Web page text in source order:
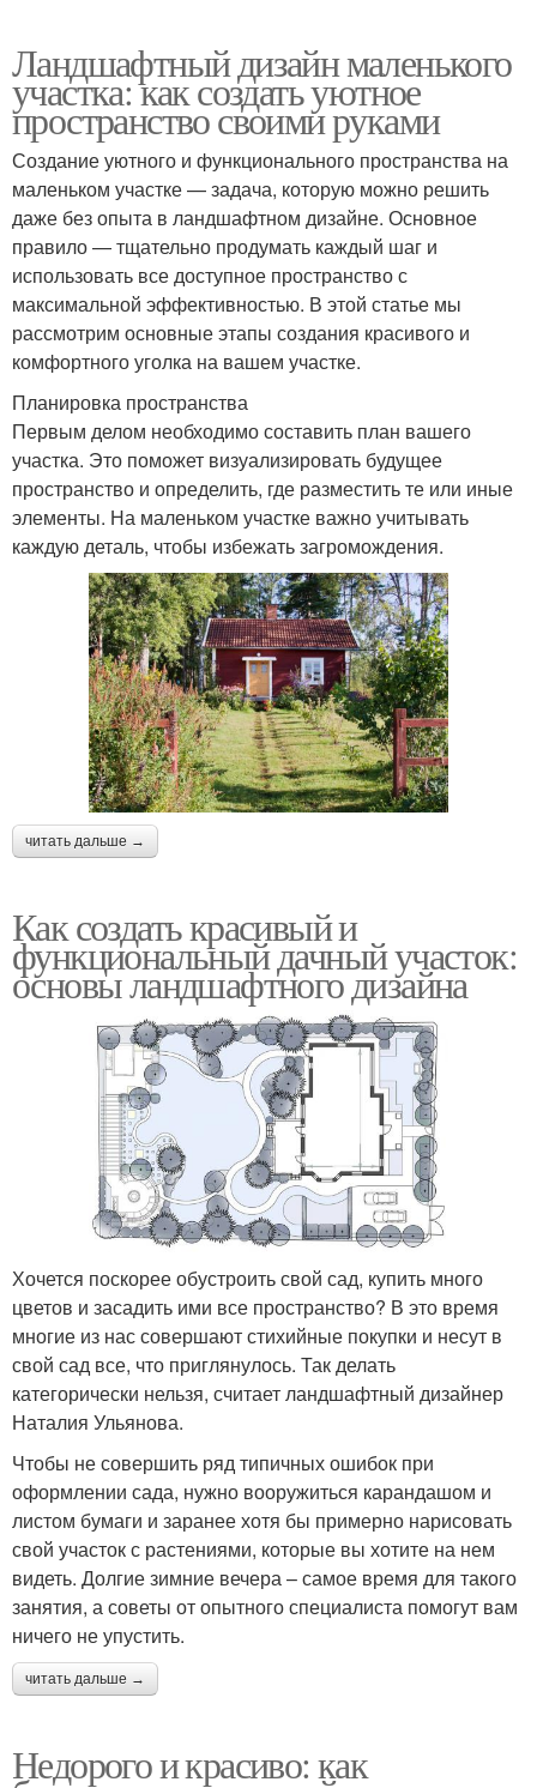
Ландшафтный дизайн маленького
участка: как создать уютное
пространство своими руками
Создание уютного и функционального пространства на
маленьком участке — задача, которую можно решить
даже без опыта в ландшафтном дизайне. Основное
правило — тщательно продумать каждый шаг и
использовать все доступное пространство с
максимальной эффективностью. В этой статье мы
рассмотрим основные этапы создания красивого и
комфортного уголка на вашем участке.
Планировка пространства
Первым делом необходимо составить план вашего
участка. Это поможет визуализировать будущее
пространство и определить, где разместить те или иные
элементы. На маленьком участке важно учитывать
каждую деталь, чтобы избежать загромождения.
читать дальше →
Как создать красивый и
функциональный дачный участок:
основы ландшафтного дизайна
Хочется поскорее обустроить свой сад, купить много
цветов и засадить ими все пространство? В это время
многие из нас совершают стихийные покупки и несут в
свой сад все, что приглянулось. Так делать
категорически нельзя, считает ландшафтный дизайнер
Наталия Ульянова.
Чтобы не совершить ряд типичных ошибок при
оформлении сада, нужно вооружиться карандашом и
листом бумаги и заранее хотя бы примерно нарисовать
свой участок с растениями, которые вы хотите на нем
видеть. Долгие зимние вечера – самое время для такого
занятия, а советы от опытного специалиста помогут вам
ничего не упустить.
читать дальше →
Недорого и красиво: как